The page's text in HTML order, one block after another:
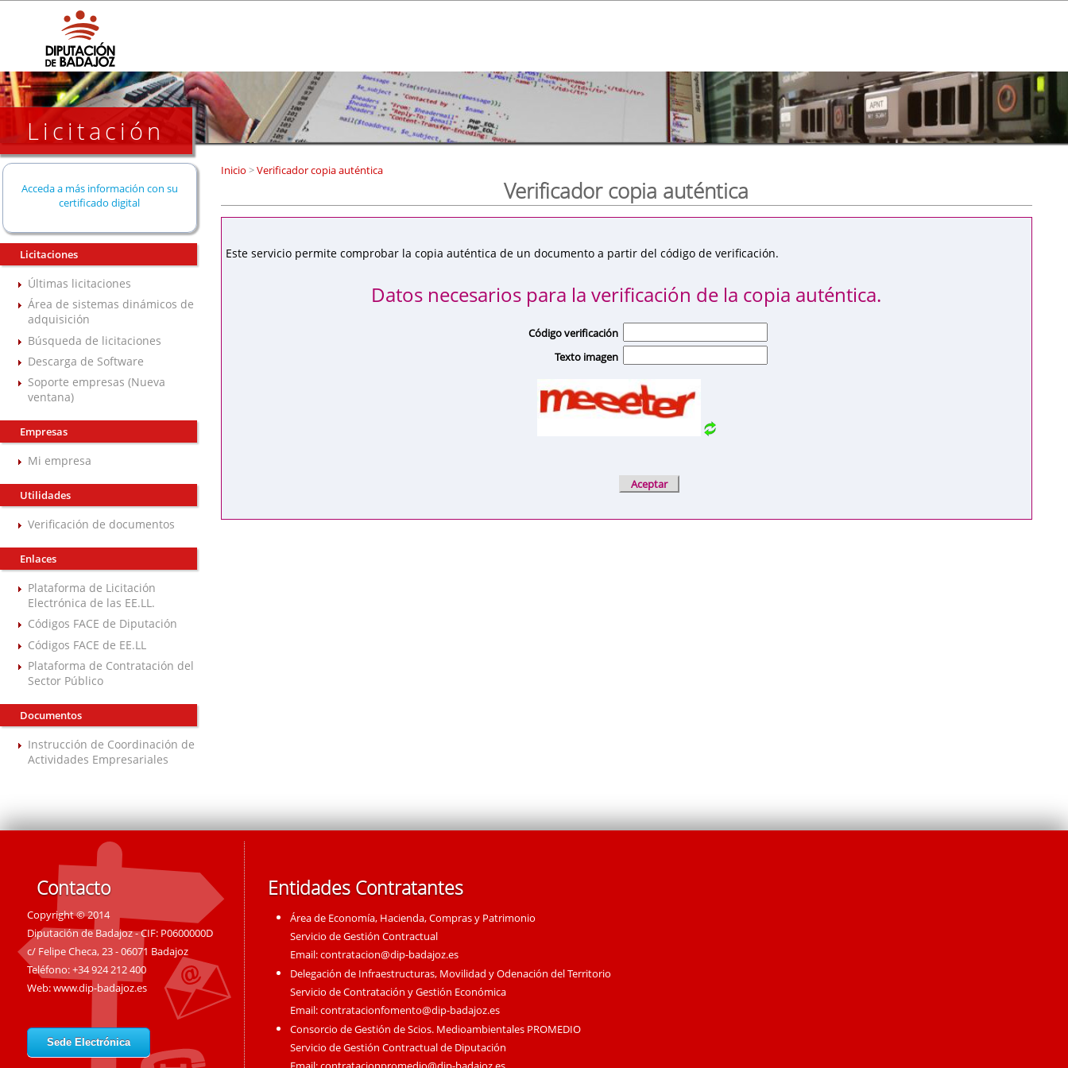
Licitación
Acceda a más información con su
certificado digital
Licitaciones
Últimas licitaciones
Área de sistemas dinámicos de
adquisición
Búsqueda de licitaciones
Descarga de Software
Soporte empresas (Nueva
ventana)
Empresas
Mi empresa
Utilidades
Verificación de documentos
Enlaces
Plataforma de Licitación
Electrónica de las EE.LL.
Códigos FACE de Diputación
Códigos FACE de EE.LL
Plataforma de Contratación del
Sector Público
Documentos
Instrucción de Coordinación de
Actividades Empresariales
Inicio >Verificador copia auténtica
Verificador copia auténtica
Este servicio permite comprobar la copia auténtica de un documento a partir del código de verificación.
Datos necesarios para la verificación de la copia auténtica.
Código verificación
Texto imagen
Contacto
Copyright © 2014
Diputación de Badajoz - CIF: P0600000D
c/ Felipe Checa, 23 - 06071 Badajoz
Teléfono: +34 924 212 400
Web:www.dip-badajoz.es
Sede Electrónica
Entidades Contratantes
Área de Economía, Hacienda, Compras y Patrimonio
Servicio de Gestión Contractual
Email:contratacion@dip-badajoz.es
Delegación de Infraestructuras, Movilidad y Odenación del Territorio
Servicio de Contratación y Gestión Económica
Email:contratacionfomento@dip-badajoz.es
Consorcio de Gestión de Scios. Medioambientales PROMEDIO
Servicio de Gestión Contractual de Diputación